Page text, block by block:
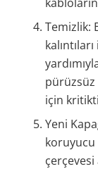
Temizlik:
pürüzsüz
için
Yeni
koruyucu
çerçevesi